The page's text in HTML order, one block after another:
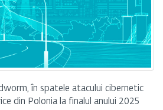
în spatele atacului cibernetic
din Polonia la finalul anului 2025